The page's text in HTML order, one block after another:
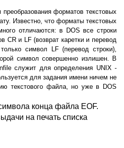
форматов текстовых
Известно, что форматы текстовых
отличаются: в DOS все строки
CR и LF (возврат каретки и перевод
символ LF (перевод строки),
символ совершенно излишен. В
служит для определения UNIX -
для задания имени ничем не
текстового файла, но уже в DOS
конца файла EOF.
на печать списка